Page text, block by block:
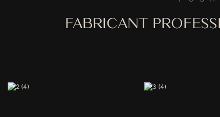
FABRICANT